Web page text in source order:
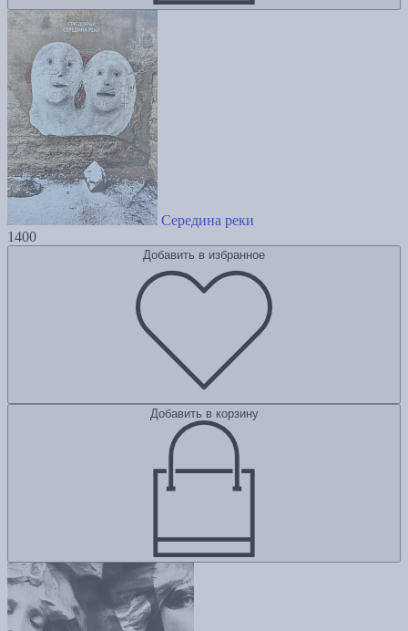
Середина реки
1400
Добавить в избранное
Добавить в корзину